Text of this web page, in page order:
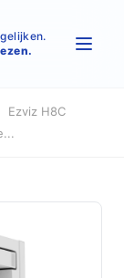
Ezviz H8C